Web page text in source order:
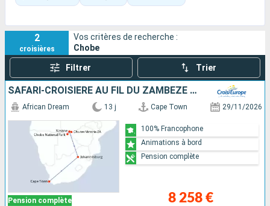
2
croisières
Vos critères de recherche :
Chobe
Filtrer Trier
SAFARI-CROISIÈRE AU FIL DU ZAMBÈZE - AFRIQUE DU SUD, BOTSWANA, NAMIBIE, ZIMBABWE AVEC PRÉ-PROGRAMME "LA PÉNINSULE DU CAP"
Pension complète
African Dream 13 j Cape Town 29/11/2026
8 258 €
100% Francophone
Animations à bord
Pension complète